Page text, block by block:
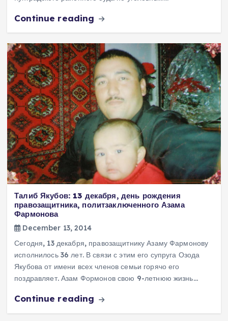
Continue reading
Талиб Якубов: 13 декабря, день рождения
правозащитника, политзаключенного Азама
Фармонова
December 13, 2014
Сегодня, 13 декабря, правозащитнику Азаму Фармонову
исполнилось 36 лет. В связи с этим его супруга Озода
Якубова от имени всех членов семьи горячо его
поздравляет. Азам Формонов свою 9-летнюю жизнь…
Continue reading